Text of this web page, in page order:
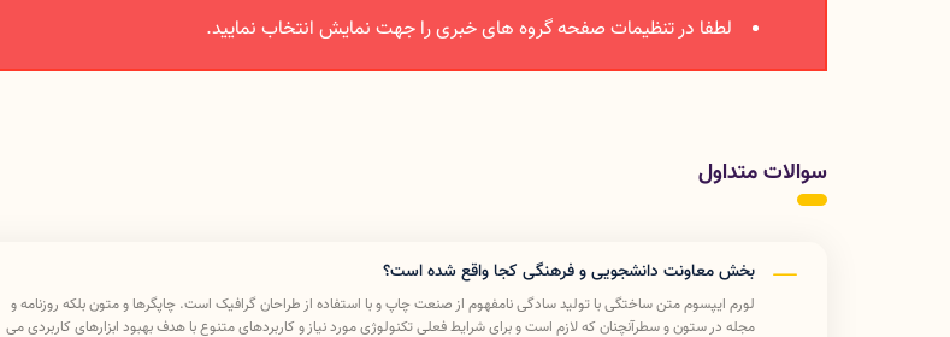
لطفا در تنظیمات صفحه گروه های خبری را جهت نمایش انتخاب نمایید.
سوالات متداول
بخش معاونت دانشجویی و فرهنگی کجا واقع شده است؟
لورم ایپسوم متن ساختگی با تولید سادگی نامفهوم از صنعت چاپ و با استفاده از طراحان گرافیک است. چاپگرها و متون بلکه روزنامه و
مجله در ستون و سطرآنچنان که لازم است و برای شرایط فعلی تکنولوژی مورد نیاز و کاربردهای متنوع با هدف بهبود ابزارهای کاربردی می